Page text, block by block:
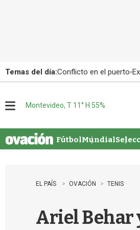
Temas del día:Conflicto en el puerto
u
Montevideo, T 11° H 55%
FútbolMundial
EL PAÍS OVACIÓN TENIS
Ariel Behar